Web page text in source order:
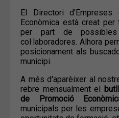
El Directori
Econòmica està creat
per part de
col·laboradores. Alhora
posicionament als
municipi.
A més d'aparèixer al
rebre mensualment el
de Promoció
municipals per les